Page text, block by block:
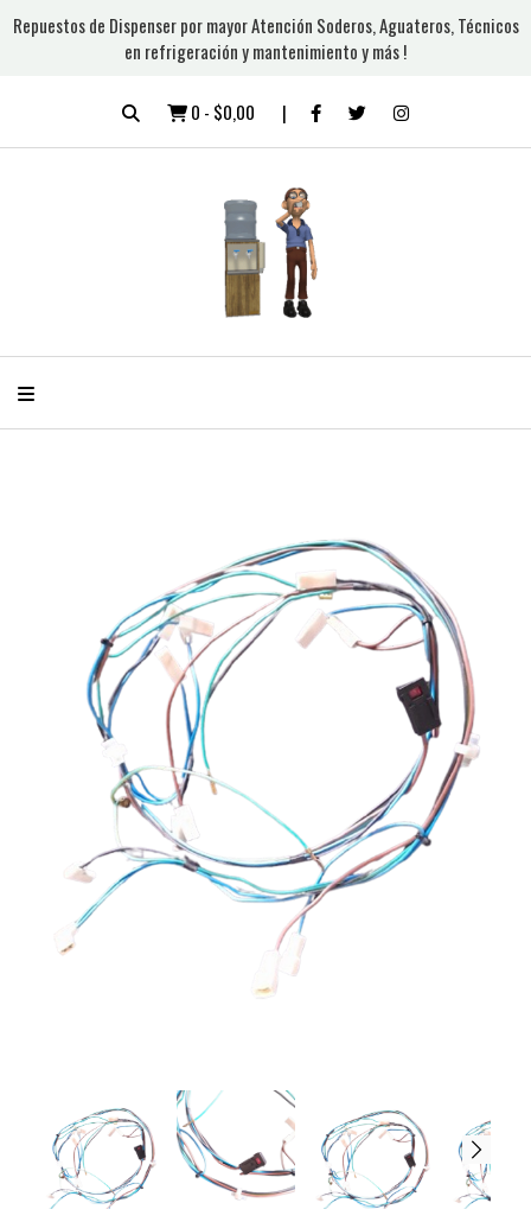
Repuestos de Dispenser por mayor Atención Soderos, Aguateros, Técnicos
en refrigeración y mantenimiento y más !
0 - $0,00